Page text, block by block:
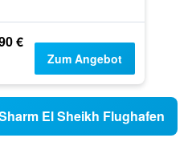
€
Zum Angebot
El Sheikh Flughafen